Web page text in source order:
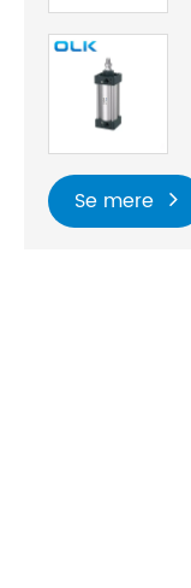
Se mere